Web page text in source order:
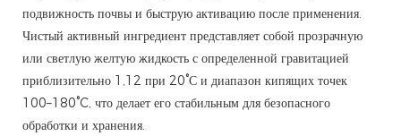
подвижность почвы и быструю активацию после применения.
Чистый активный ингредиент представляет собой прозрачную
или светлую желтую жидкость с определенной гравитацией
приблизительно 1,12 при 20°С и диапазон кипящих точек
100–180°C, что делает его стабильным для безопасного
обработки и хранения.